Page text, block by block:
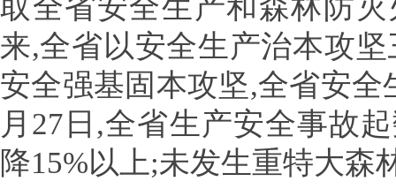
取全省安全生产和森林防
来,全省以安全生产治本攻
安全强基固本攻坚,全省安
月27日,全省生产安全事故
降15%以上;未发生重特大森